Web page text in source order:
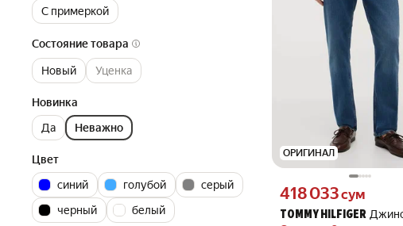
С примеркой
Состояние товара
Новый Уценка
Новинка
Да
Неважно
Цвет
синий
голубой
серый
черный
белый
ОРИГИНАЛ
TOMMY HILFIGER
Цена 418033 сум вместо
418 033сум